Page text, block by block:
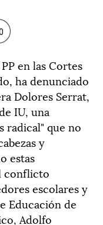
en las Cortes
ha denunciado
Dolores Serrat,
IU, una
radical" que no
y
estas
conflicto
escolares y
Educación de
Adolfo